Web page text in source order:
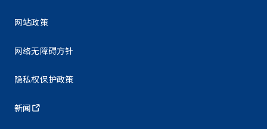
网站政策
网络无障碍方针
隐私权保护政策
新闻